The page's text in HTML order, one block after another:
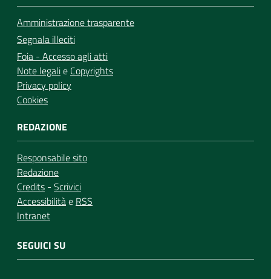
Amministrazione trasparente
Segnala illeciti
Foia - Accesso agli atti
Note legalie Copyrights
Privacy policy
Cookies
REDAZIONE
Responsabile sito
Redazione
Credits - Scrivici
Accessibilitàe RSS
Intranet
SEGUICI SU